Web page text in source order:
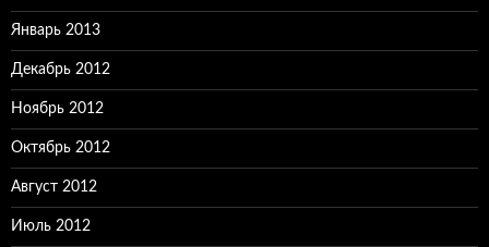
Январь 2013
Декабрь 2012
Ноябрь 2012
Октябрь 2012
Август 2012
Июль 2012